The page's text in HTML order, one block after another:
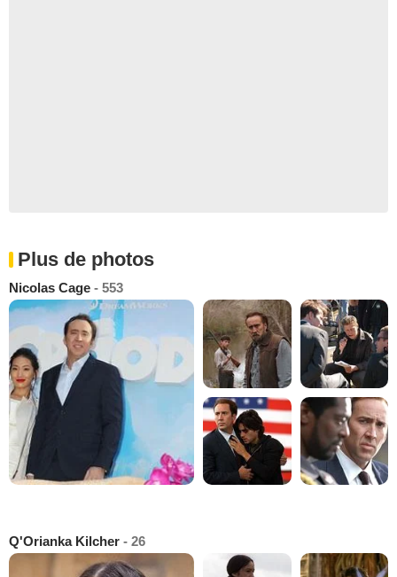
Plus de photos
Nicolas Cage - 553
Q'Orianka Kilcher - 26